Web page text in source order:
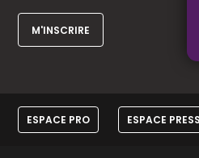
M'INSCRIRE
ESPACE PRO ESPACE